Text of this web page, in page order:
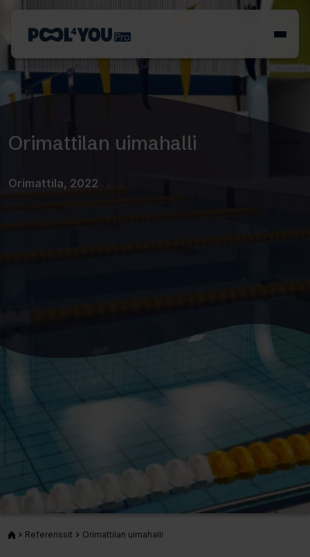
Etusivu
Orimattilan uimahalli
Orimattila, 2022
EtusivuReferenssit Orimattilan uimahalli